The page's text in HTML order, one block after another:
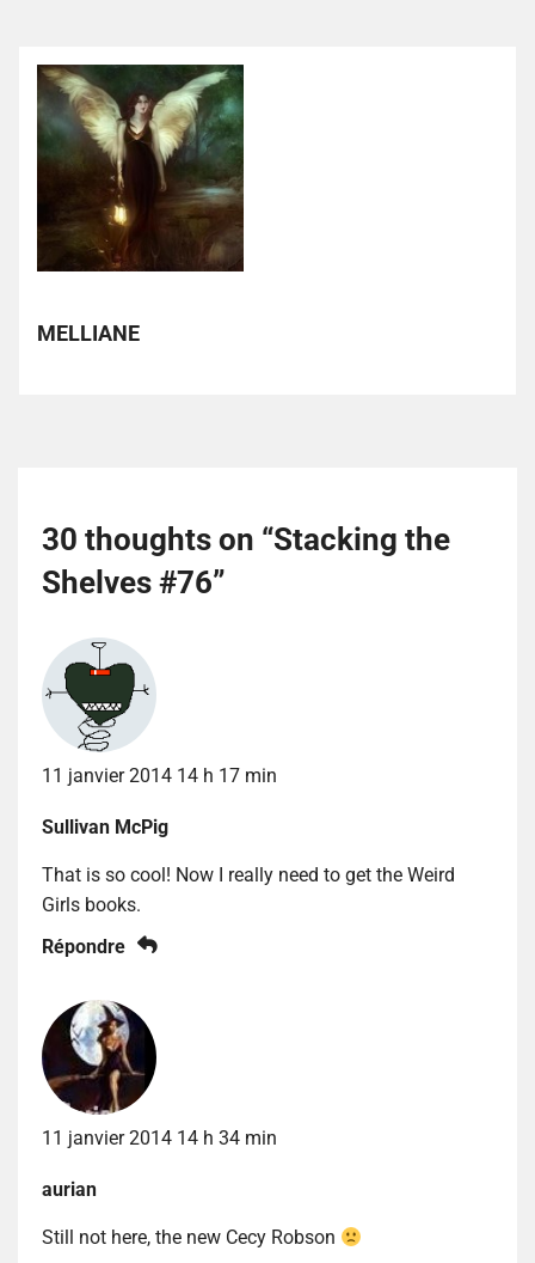
MELLIANE
30 thoughts on “Stacking the
Shelves #76”
11 janvier 2014 14 h 17 min
Sullivan McPig
That is so cool! Now I really need to get the Weird
Girls books.
Répondre
11 janvier 2014 14 h 34 min
aurian
Still not here, the new Cecy Robson